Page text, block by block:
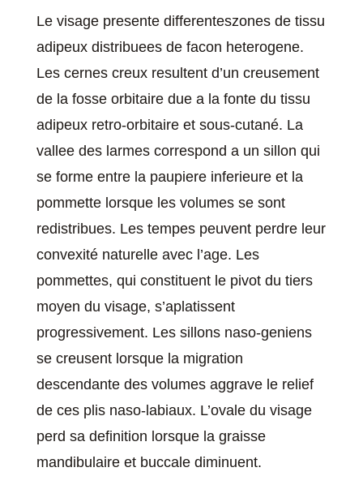
Le visage presente differenteszones de tissu
adipeux distribuees de facon heterogene.
Les cernes creux resultent d’un creusement
de la fosse orbitaire due a la fonte du tissu
adipeux retro-orbitaire et sous-cutané. La
vallee des larmes correspond a un sillon qui
se forme entre la paupiere inferieure et la
pommette lorsque les volumes se sont
redistribues. Les tempes peuvent perdre leur
convexité naturelle avec l’age. Les
pommettes, qui constituent le pivot du tiers
moyen du visage, s’aplatissent
progressivement. Les sillons naso-geniens
se creusent lorsque la migration
descendante des volumes aggrave le relief
de ces plis naso-labiaux. L’ovale du visage
perd sa definition lorsque la graisse
mandibulaire et buccale diminuent.